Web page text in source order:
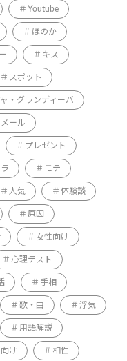
Youtube
ほのか
キス
スポット
・グランディーバ
ール
プレゼント
モテ
人気 体験談
原因
女性向け
心理テスト
手相
歌・曲 浮気
用語解説
け 相性